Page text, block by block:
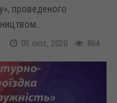
проведеного
864
03 лют, 2020